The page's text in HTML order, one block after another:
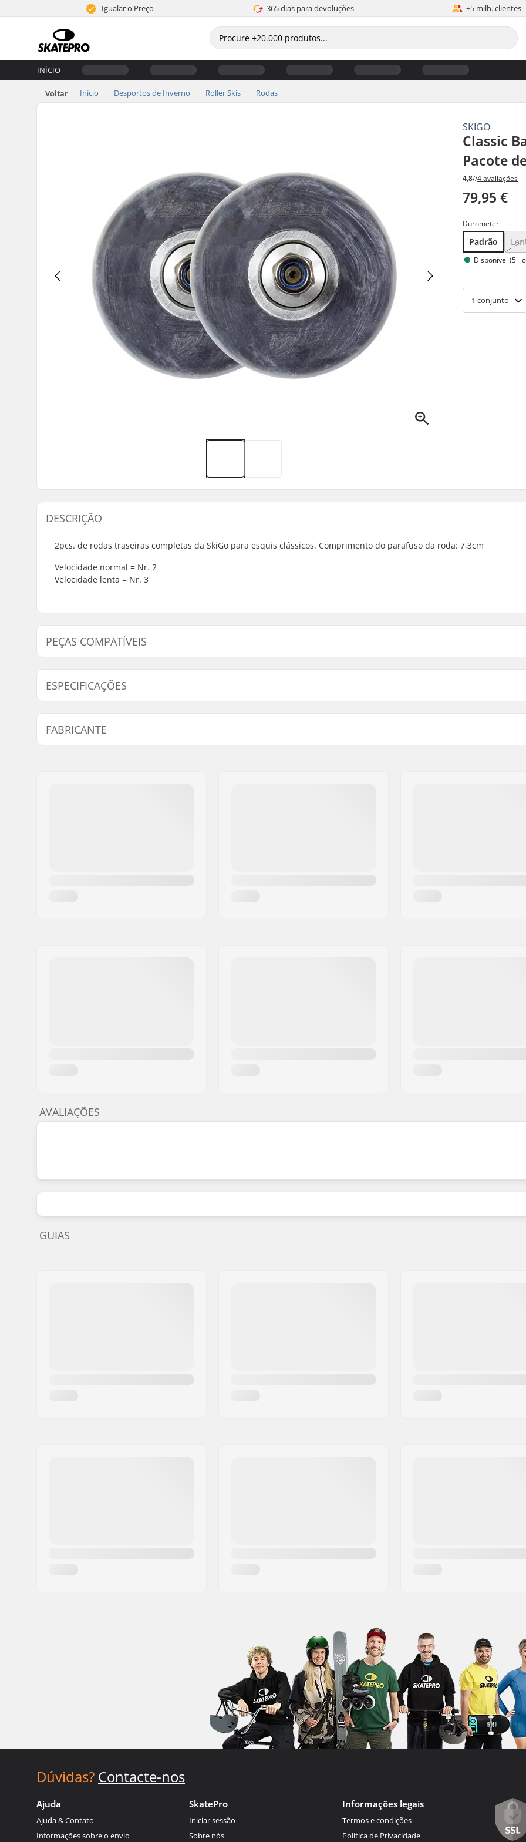
Igualar o Preço 365 dias para devoluções +5 milh. clientes
INÍCIO
Voltar Início Desportos de Inverno Roller Skis Rodas
SKIGO
Classic
Pacote
4,8//4 avaliações
79,95 €
Durometer
Padrão
Disponível (5+
1 conjunto
DESCRIÇÃO
2pcs. de rodas traseiras completas da SkiGo para esquis clássicos. Comprimento do parafuso da roda: 7,3cm
Velocidade normal = Nr. 2
Velocidade lenta = Nr. 3
PEÇAS COMPATÍVEIS
Encontre produtos compativeis com Skigo Classic Back Roda Roller Ski Complete Pacote de 2:
ESPECIFICAÇÕES
Rodas por conjunto:
2
Velocidade da Roda:
Posição das rodas:
Traseira
Diâmetro da roda:
Tipo de Roller Ski:
FABRICANTE
AVALIAÇÕES
GUIAS
Dúvidas? Contacte-nos
Ajuda
Ajuda & Contato
Informações sobre o envio
SkatePro
Iniciar sessão
Sobre nós
Informações legais
Termos e condições
Política de Privacidade